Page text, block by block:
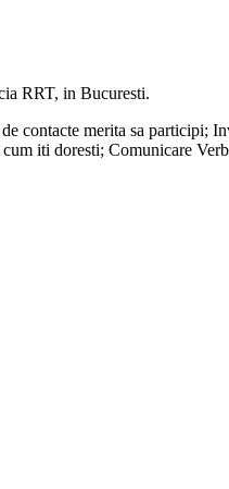
RRT, in Bucuresti.
contacte merita sa
iti doresti; Comunicare